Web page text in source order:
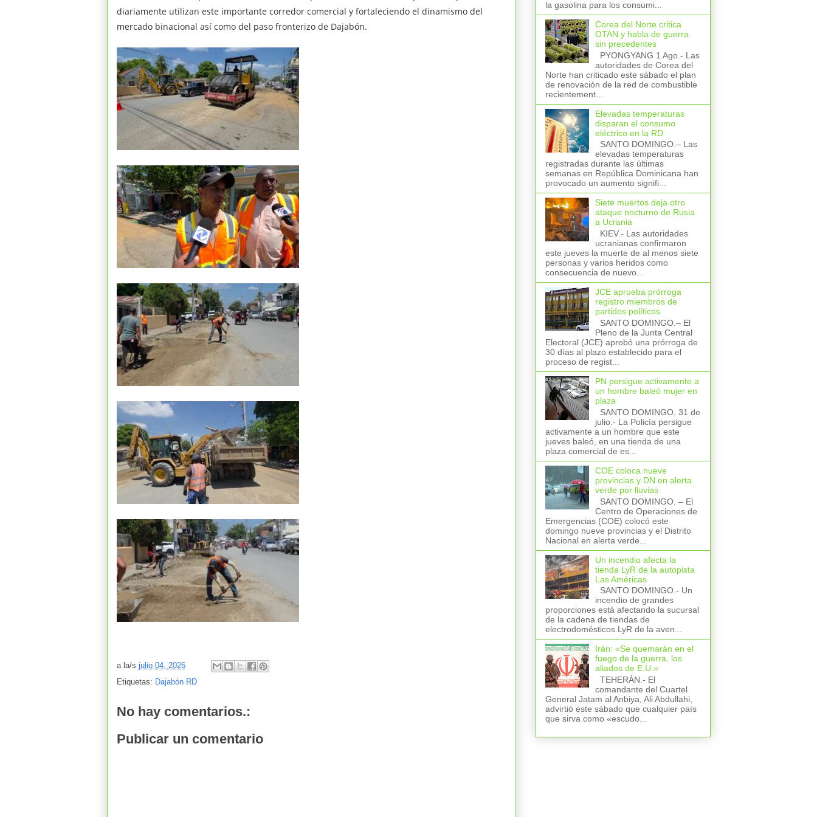
diariamente utilizan este importante corredor comercial y fortaleciendo el dinamismo del
mercado binacional así como del paso fronterizo de Dajabón.
a la/s julio 04, 2026
Etiquetas: Dajabón RD
No hay comentarios.:
Publicar un comentario
la gasolina para los consumi...
Corea del Norte critica
OTAN y habla de guerra
sin precedentes
PYONGYANG 1 Ago.- Las
autoridades de Corea del
Norte han criticado este sábado el plan
de renovación de la red de combustible
recientement...
Elevadas temperaturas
disparan el consumo
eléctrico en la RD
SANTO DOMINGO.– Las
elevadas temperaturas
registradas durante las últimas
semanas en República Dominicana han
provocado un aumento signifi...
Siete muertos deja otro
ataque nocturno de Rusia
a Ucrania
KIEV.- Las autoridades
ucranianas confirmaron
este jueves la muerte de al menos siete
personas y varios heridos como
consecuencia de nuevo...
JCE aprueba prórroga
registro miembros de
partidos políticos
SANTO DOMINGO.– El
Pleno de la Junta Central
Electoral (JCE) aprobó una prórroga de
30 días al plazo establecido para el
proceso de regist...
PN persigue activamente a
un hombre baleó mujer en
plaza
SANTO DOMINGO, 31 de
julio.- La Policía persigue
activamente a un hombre que este
jueves baleó, en una tienda de una
plaza comercial de es...
COE coloca nueve
provincias y DN en alerta
verde por lluvias
SANTO DOMINGO. – El
Centro de Operaciones de
Emergencias (COE) colocó este
domingo nueve provincias y el Distrito
Nacional en alerta verde...
Un incendio afecta la
tienda LyR de la autopista
Las Américas
SANTO DOMINGO.- Un
incendio de grandes
proporciones está afectando la sucursal
de la cadena de tiendas de
electrodomésticos LyR de la aven...
Irán: «Se quemarán en el
fuego de la guerra, los
aliados de E.U.»
TEHERÁN.- El
comandante del Cuartel
General Jatam al Anbiya, Ali Abdullahi,
advirtió este sábado que cualquier país
que sirva como «escudo...